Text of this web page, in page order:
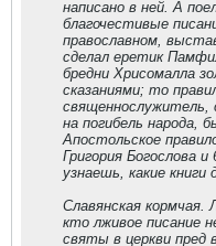
написано в ней. А
благочестивые
православном,
сделал еретик
бредни Хрисомалла
сказаниями; то
священнослужитель,
на погибель народа,
Апостольское
Григория Богослова и
узнаешь, какие
Славянская
кто лживое писание
святы в церкви пред